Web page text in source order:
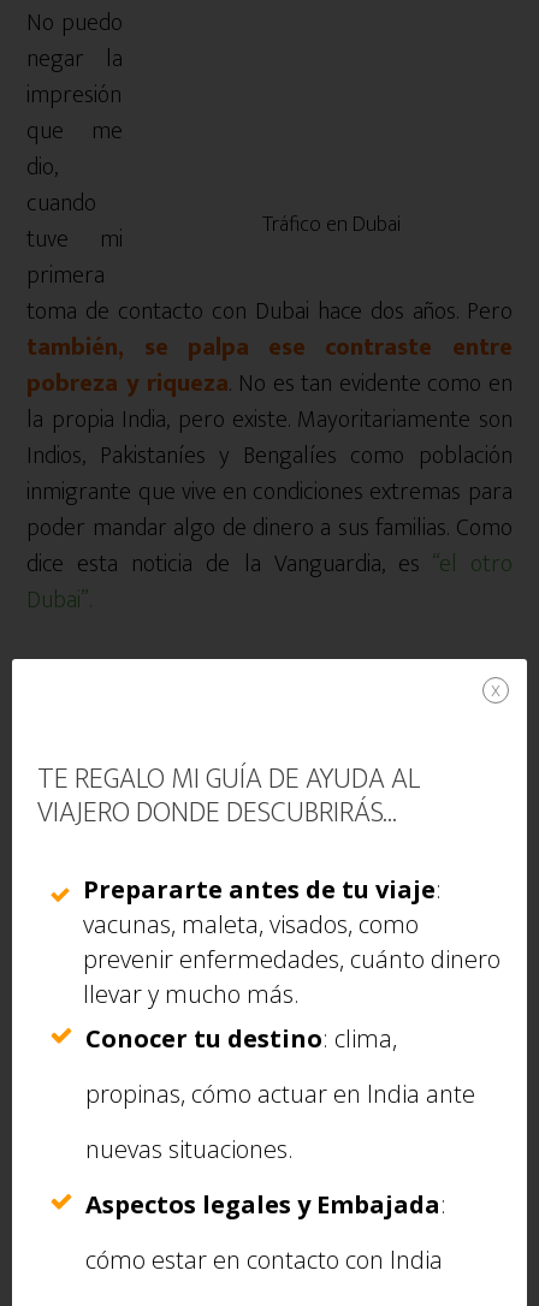
Tráfico en Dubai
No puedo
negar la
impresión
que me
dio,
cuando
tuve mi
primera
toma de contacto con Dubai hace dos años. Pero
también, se palpa ese contraste entre
pobreza y riqueza. No es tan evidente como en
la propia India, pero existe. Mayoritariamente son
Indios, Pakistaníes y Bengalíes como población
inmigrante que vive en condiciones extremas para
poder mandar algo de dinero a sus familias. Como
dice esta noticia de la Vanguardia, es “el otro
Dubai”.
En relación con India en Dubái, hayuna calle muy
estrecha que existe donde residen Indios
Gracias aeste blog, acerca de los viajes de Claudia,
conocí la existencia de esta calle y está muy bien
ilustrado.
resumo aquí abajo, donde veréis que hemos
frecuentado muchos lugares Indios (empezando
India, cuyo barrio estaba completamente
TE REGALO MI GUÍA DE AYUDA AL
VIAJERO DONDE DESCUBRIRÁS...
Prepararte antes de tu viaje:
vacunas, maleta, visados, como
prevenir enfermedades, cuánto dinero
llevar y mucho más.
Conocer tu destino: clima,
propinas, cómo actuar en India ante
nuevas situaciones.
Aspectos legales y Embajada:
cómo estar en contacto con India
x